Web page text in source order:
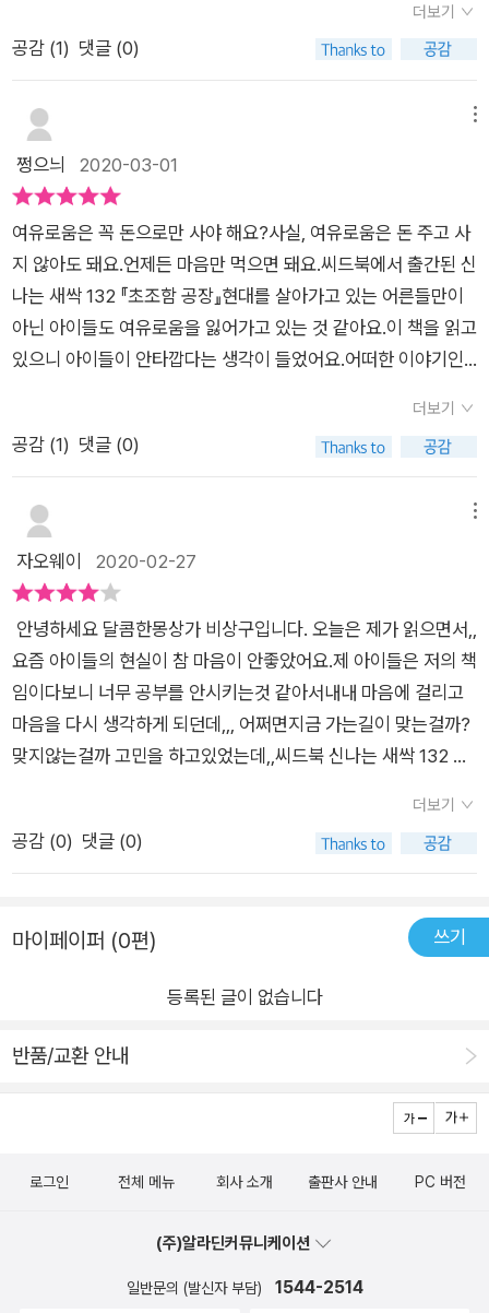
버스를 기다립니다. 그런데 수상한 아저씨가 나타나요.“이우영님
정류장까지 잘 찾아오셨네요! 자 그럼 초대장을 보여 주세요”우
스에 올라탑니다.으아악!! 이게 무슨일 일까요?이 버스는 초조함
공장으로 향하는 버스 였어요.그렇게 초조함공장에 도착한 우영
이, 이 공장은 사람들에게 초조한 상황들을 만들어내 초조함을
매하는거죠.여유로움을 돈을 주고 사다니... 씁쓸하네요먼저, 그
림이 너무 인상적이였어요.콜라주 기법으로 입체적으로 표현한
것이 새로웠어요.우영이의 교실 속 장면이 많이 생각나는데요.책
상을 박스를 잘라 만든 모습이 재밌었고 책상 위에 거울, 책을 보
면서 한땀한땀 정성이 가득 쏟아 만든것이 눈이 보여 절로 감탄이
나오더라구요!아이들과 그림을 보면서 정말 많이 이야기를 나누
었어요 요즘 시대는 경쟁사회죠. 우리 아이 다른 친구들보다 뒤쳐
면서 저의 모습이 떠올라 뜨끔했어요아직 학원은 안보내고 모든
걸 엄마표로 하고 있는중인데, 다른 친구들은 이거 다하는데 너도
해야지! 이런말을 자주 했던 저의 모습과 수학문제 풀때 옆에서
초조하게 야단 쳤던 저의 모습이 막 떠오르는데..이 책을 읽고나
서 아이에게 사과 했습니다.지금도 충분히 잘하고 있는데 나의 초
조함때문에 아이를 초조하게 만들고 있다니.. 저의 모습을 돌아보
게 만드는 그림책이네요.이 책은 부모님이 보셔야할 것 같아요.덩
그라니 책상에 홀로 앉아 있는 우영이의 표정을 보시면 많은 생각
이 드실것같아요조금만 더 여유를 갖고 아이를 지켜보고아이와
즈로 초조함공장에 이어 지루함공장을 출간될 예정입니다. 기대
됩니다!
더보기
공감 (1) 댓글 (0)
쩡으늬 2020-03-01
여유로움은 꼭 돈으로만 사야 해요?사실, 여유로움은 돈 주고 사
지 않아도 돼요.언제든 마음만 먹으면 돼요.씨드북에서 출간된 신
나는 새싹 132 『초조함 공장』현대를 살아가고 있는 어른들만이
아닌 아이들도 여유로움을 잃어가고 있는 것 같아요.이 책을 읽고
있으니 아이들이 안타깝다는 생각이 들었어요.어떠한 이야기인
장이 들어 있고 겉면에는 '초조함 공장'이라고 적혀 있었어요.우
영이는 학원을 세 개나 다녀서 놀 시간이 없어요.그런데 엄마는
네 개나 다닌다면서요.다른 아이들이 열심히 뛰고 있을 때 우영이
혼자 멈춰 버리면 다시는 다른 아이들을 따라잡을 수 없대요.우영
이는 학교 수업이 끝나자마자 부리라케 교실을 뛰쳐나가요.학원
영이 앞에 수상한 아저씨가 서 있었어요.학원을 가야해 초대장만
수상한 아저씨에게 주고 버스에 탔는데, 초조함 공장으로 출발을
한다고 하네요.초조함 공장에는 솜사탕 냄새와 꽃향기가 가득했
어요.초조함 공장의 견학이 시작되었어요.초조함 공장에는 뚱뚱
하고 터질 것 같은 기계가 있었어요.사람들이 초조해하면 할 수록
초조함 공장의 사람들은 여유로워진다고 해요.사실 초조함 공장
은 사람들의 초조함을 여유로움으로 바꾸는 공장이라고 해요.그
하고 눈앞의 일만 보게 만들자.셋째, 다른 사람들과 비교하게 만
들자.'여유로움은 어떻게 사나요?''저희는 여유로움을 솜사탕 모
양의 연기로 만들어서 팝니다.분홍색 연기는 사랑하는 사람을 위
식과 함게 여유로움을 산 사람에게 날아가고요.색깔마다 가격도
야 해요?''이건 비밀인데요. 사실, 여유로움은 돈 주고 사지 않아
까 받은 안내문 있죠? 거기에 쓰여 있는 것과 반대로 해 봐요. 그
우는 버스에서 내려 학원으로 가지 않고 집으로 발걸음을 옮기며
초조함 공장에서 받은 안내문을 읽고 또 읽으며 여유로움에 대해
더보기
공감 (1) 댓글 (0)
자오웨이 2020-02-27
안녕하세요 달콤한몽상가 비상구입니다. 오늘은 제가 읽으면서,,
요즘 아이들의 현실이 참 마음이 안좋았어요.제 아이들은 저의 책
임이다보니 너무 공부를 안시키는것 같아서내내 마음에 걸리고
마음을 다시 생각하게 되던데,,, 어쩌면지금 가는길이 맞는걸까?
맞지않는걸까 고민을 하고있었는데,,씨드북 신나는 새싹 132 초
학교 끝나고 학원을 세개나 다니고 있어서 항상 마음이 급하죠그
런데 친구는 네개를 다니고 있고 모든친구들이 학원다니기에 급
다는 이야길 합니다.저도 나중에 봤더니,,, 반 친구들이 영어학원
안다니는 아이들이 없고,,,ㅠㅠ그런걸 확인하게 될때마다,, 방과
까 항상 고민을 하게 되네요초조함공장이 잘 운영되고 있는것
은 결국 초조함에 빠져사는 사람들 덕분이었던것그러면서 초조
함공장과 여유로운공장을 비교해주는 모습을 보아하니...초조함
공장의 견학은 초조함공장을 발전시켜주는 사람들을 모아서 초
대한것이었어요그중에 한명이었던 우영이는 초조함공장 견학을
자하는 우영이의 결심을지지해줄까 하는 염려가 드는데 책이 끝
을 생각할때 아이와 의견을 조율해가면서 하고 있는데,,아이들 의
더보기
공감 (0) 댓글 (0)
마이페이퍼 (0편) 쓰기
등록된 글이 없습니다
반품/교환 안내
로그인 전체 메뉴 회사 소개 출판사 안내 PC 버전
(주)알라딘커뮤니케이션
일반문의 (발신자 부담) 1544-2514